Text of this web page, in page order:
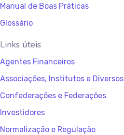
Manual de Boas Práticas
Glossário
Links úteis
Agentes Financeiros
Associações, Institutos e Diversos
Confederações e Federações
Investidores
Normalização e Regulação